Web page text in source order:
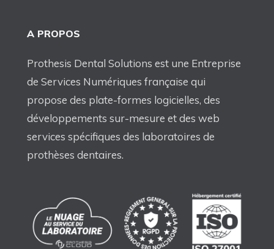
A PROPOS
Prothesis Dental Solutions est une Entreprise
de Services Numériques française qui
propose des plate-formes logicielles, des
développements sur-mesure et des web
services spécifiques des laboratoires de
prothèses dentaires.